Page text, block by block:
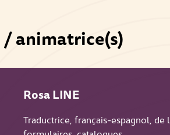
animatrice(s)
Rosa LINE
Traductrice, français-espagnol, de